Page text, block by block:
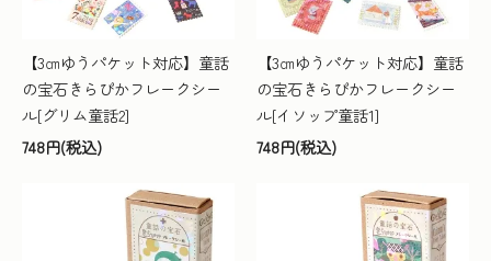
【3㎝ゆうパケット対応】童話
の宝石きらぴかフレークシー
ル[グリム童話2]
748円(税込)
【3㎝ゆうパケット対応】童話
の宝石きらぴかフレークシー
ル[イソップ童話1]
748円(税込)